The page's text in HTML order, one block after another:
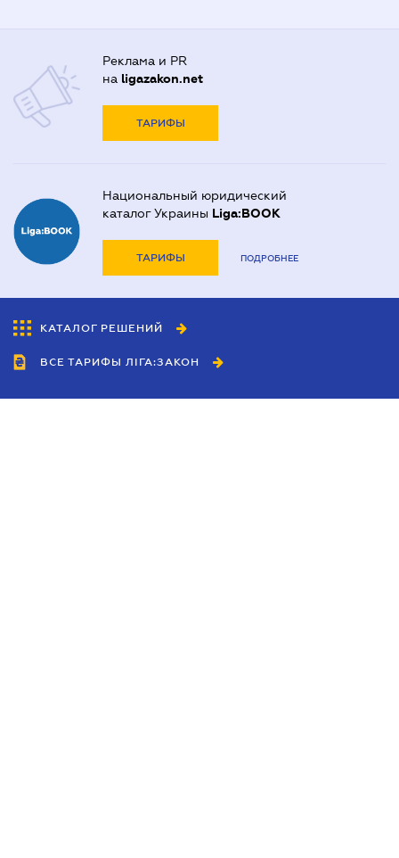
Реклама и PR
на ligazakon.net
ТАРИФЫ
Национальный юридический
каталог Украины Liga:BOOK
ТАРИФЫ ПОДРОБНЕЕ
КАТАЛОГ РЕШЕНИЙ
ВСЕ ТАРИФЫ ЛІГА:ЗАКОН